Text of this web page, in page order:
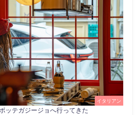
イタリアン
ッテガジージョへ行ってきた